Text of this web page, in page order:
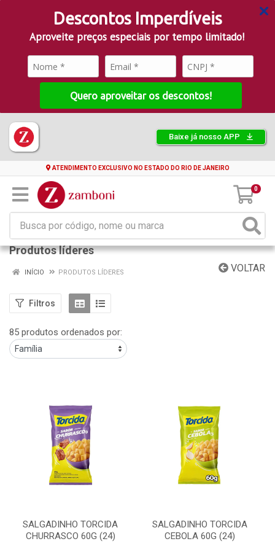
Descontos Imperdíveis
Aproveite preços especiais por tempo limitado!
Quero aproveitar os descontos!
Baixe já nosso APP
ATENDIMENTO EXCLUSIVO NO ESTADO DO RIO DE JANEIRO
0
Produtos líderes
VOLTAR
INÍCIO PRODUTOS LÍDERES
Filtros
85 produtos ordenados por:
SALGADINHO TORCIDA
CHURRASCO 60G (24)
SALGADINHO TORCIDA
CEBOLA 60G (24)